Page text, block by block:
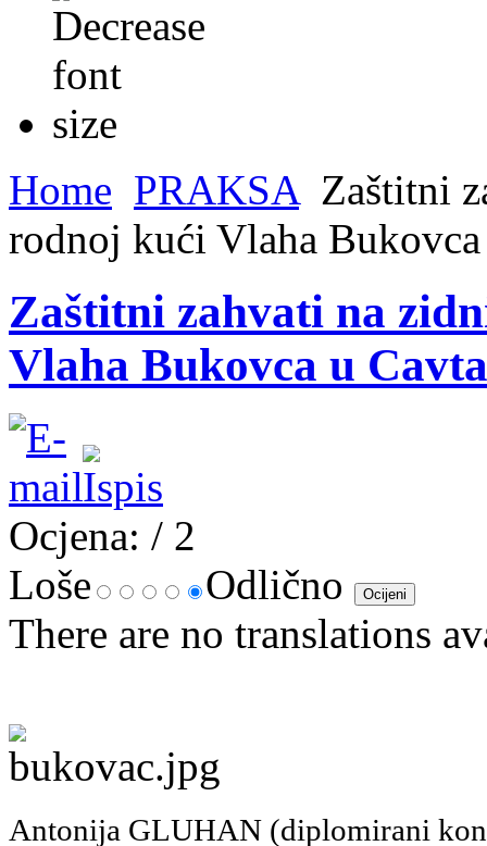
Home PRAKSA Zaštitni
rodnoj kući Vlaha
Zaštitni zahvati na
Vlaha Bukovca u
Ocjena: / 2
Loše
Odlično
There are no translations
Antonija GLUHAN (diplomirani